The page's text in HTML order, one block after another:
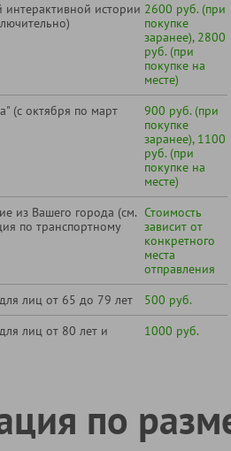
интерактивной истории 2600 руб. (при
покупке
заранее), 2800
руб. (при
покупке на
месте)
(с октября по март
900 руб. (при
покупке
заранее), 1100
руб. (при
покупке на
месте)
из Вашего города (см.
по транспортному
Стоимость
зависит от
конкретного
места
отправления
лиц от 65 до 79 лет
500 руб.
лиц от 80 лет и
1000 руб.
по